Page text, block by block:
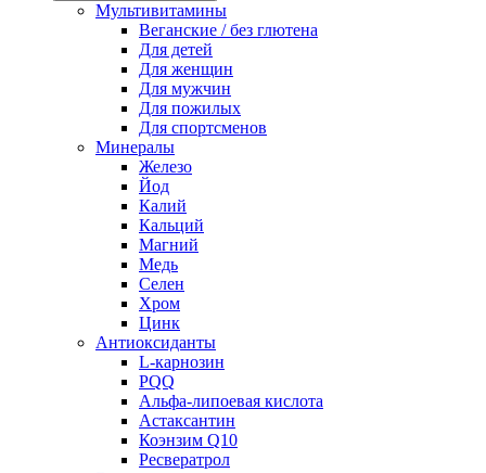
Мультивитамины
Веганские / без глютена
Для детей
Для женщин
Для мужчин
Для пожилых
Для спортсменов
Минералы
Железо
Йод
Калий
Кальций
Магний
Медь
Селен
Хром
Цинк
Антиоксиданты
L-карнозин
PQQ
Альфа-липоевая кислота
Астаксантин
Коэнзим Q10
Ресвератрол